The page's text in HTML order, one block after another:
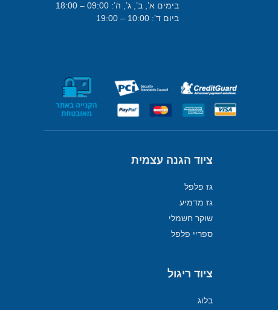
בימים א’, ב’, ג’, ה’: 09:00 – 18:00
ביום ד’: 10:00 – 19:00
ציוד הגנה עצמית
גז פלפל
גז מדמיע
שוקר חשמלי
ספריי פלפל
ציוד ריגול
בלוג